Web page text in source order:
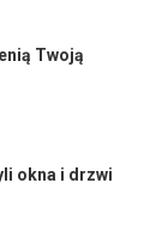
Twoją
okna i drzwi